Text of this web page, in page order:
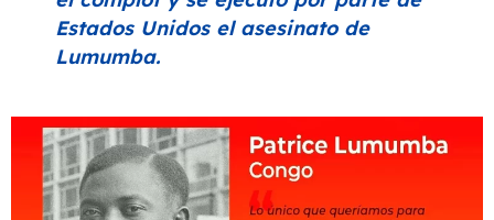
Estados Unidos el asesinato de
Lumumba.